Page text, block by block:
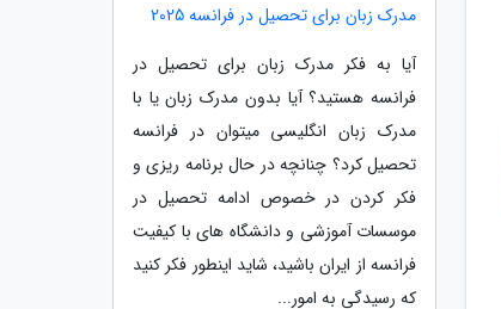
مدرک زبان برای تحصیل در فرانسه 2025
آیا به فکر مدرک زبان برای تحصیل در
فرانسه هستید؟ آیا بدون مدرک زبان یا با
مدرک زبان انگلیسی میتوان در فرانسه
تحصیل کرد؟ چنانچه در حال برنامه ریزی و
فکر کردن در خصوص ادامه تحصیل در
موسسات آموزشی و دانشگاه های با کیفیت
فرانسه از ایران باشید، شاید اینطور فکر کنید
که رسیدگی به امور...